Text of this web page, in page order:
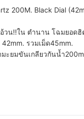
200M. Black Dial
วน!!ใน ตำนาน โฉมยอดฮิ
รวมเม็ด45mm.
ะยมขันเกลียวกันน้ำ